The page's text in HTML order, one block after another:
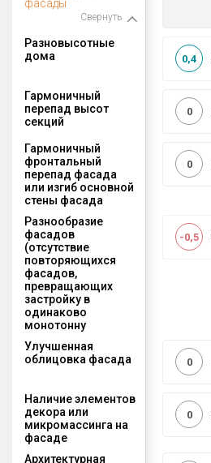
фасады
Свернуть
Разновысотные
дома
0,4
Гармоничный
перепад высот
секций
0
Гармоничный
фронтальный
перепад фасада
или изгиб основной
стены фасада
0
Разнообразие
фасадов
(отсутствие
повторяющихся
фасадов,
превращающих
застройку в
одинаково
монотонну
-0,5
Улучшенная
облицовка фасада
0
Наличие элементов
декора или
микромассинга на
фасаде
0
Архитектурная